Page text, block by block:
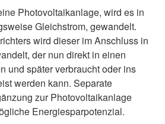
Photovoltaikanlage, wird es in
Gleichstrom, gewandelt.
wird dieser im Anschluss in
der nun direkt in einen
und später verbraucht oder ins
werden kann. Separate
zur Photovoltaikanlage
Energiesparpotenzial.